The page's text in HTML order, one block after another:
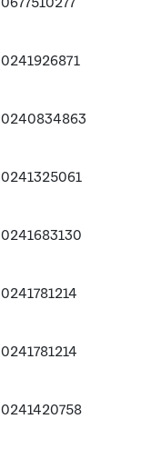
0241926871
0240834863
0241325061
0241683130
0241781214
0241781214
0241420758